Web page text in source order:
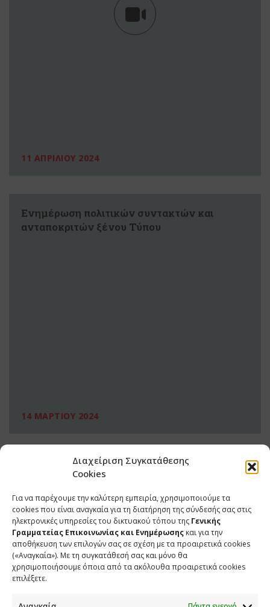
Διαχείριση Συγκατάθεσης
Cookies
Για να παρέχουμε την καλύτερη εμπειρία, χρησιμοποιούμε τα
cookies που είναι αναγκαία για τη διατήρηση της σύνδεσής σας στις
ηλεκτρονικές υπηρεσίες του δικτυακού τόπου της Γενικής
Γραμματείας Επικοινωνίας και Ενημέρωσης και για την
αποθήκευση των επιλογών σας σε σχέση με τα προαιρετικά cookies
(«Αναγκαία»). Με τη συγκατάθεσή σας και μόνο θα
χρησιμοποιήσουμε όποια από τα ακόλουθα προαιρετικά cookies
επιλέξετε.
11 ΑΠΡΙΛΙΟΥ 2024
Ενημέρωση πολιτικών συντακτών και
ανταποκριτών ξένου Τύπου
14 ΜΑΡΤΙΟΥ 2024
ΕΠΙΚΟΙΝΩΝΙΑ
Φραγκούδη 11 & Αλεξάνδρου Πάντου